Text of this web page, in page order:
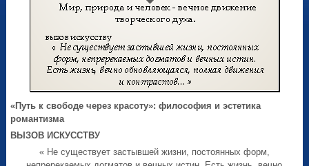
«Путь к свободе через красоту»: философия и эстетика
романтизма
ВЫЗОВ ИСКУССТВУ
« Не существует застывшей жизни, постоянных форм,